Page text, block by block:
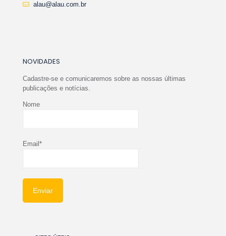
alau@alau.com.br
NOVIDADES
Cadastre-se e comunicaremos sobre as nossas últimas
publicações e notícias.
Nome
Email*